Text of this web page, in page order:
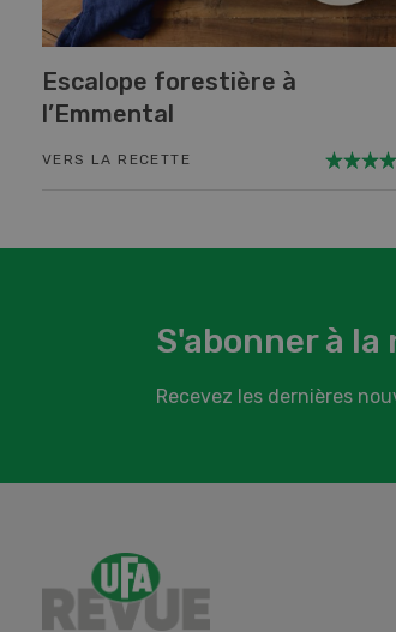
Escalope forestière à
l’Emmental
VERS LA RECETTE
S'abonner à
Recevez les dernières